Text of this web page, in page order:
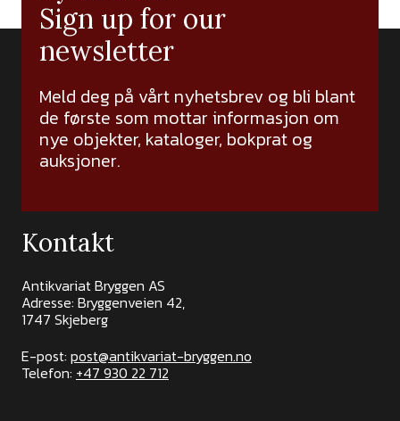
Sign up for our
newsletter
Meld deg på vårt nyhetsbrev og bli blant
de første som mottar informasjon om
nye objekter, kataloger, bokprat og
auksjoner.
Kontakt
Antikvariat Bryggen AS
Adresse: Bryggenveien 42,
1747 Skjeberg
E-post: post@antikvariat-bryggen.no
Telefon: +47 930 22 712